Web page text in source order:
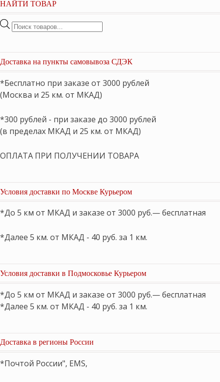
НАЙТИ ТОВАР
Поиск
Доставка на пункты самовывоза СДЭК
*Бесплатно при заказе от 3000 рублей
(Москва и 25 км. от МКАД)
*300 рублей - при заказе до 3000 рублей
(в пределах МКАД и 25 км. от МКАД)
ОПЛАТА ПРИ ПОЛУЧЕНИИ ТОВАРА
Условия доставки по Москве Курьером
*До 5 км от МКАД и заказе от 3000 руб.— бесплатная
*Далее 5 км. от МКАД - 40 руб. за 1 км.
Условия доставки в Подмосковье Курьером
*До 5 км от МКАД и заказе от 3000 руб.— бесплатная
*Далее 5 км. от МКАД - 40 руб. за 1 км.
Доставка в регионы России
*Почтой России", EMS,